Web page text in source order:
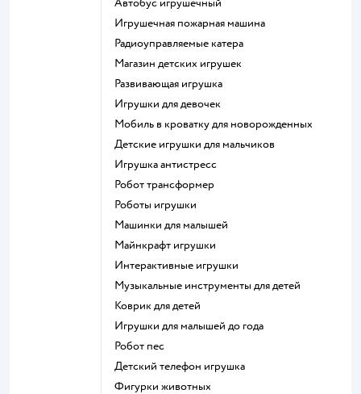
Игрушечная пожарная машина
Радиоуправляемые катера
Магазин детских игрушек
Развивающая игрушка
Игрушки для девочек
Мобиль в кроватку для новорожденных
Детские игрушки для мальчиков
Игрушка антистресс
Робот трансформер
Роботы игрушки
Машинки для малышей
Майнкрафт игрушки
Интерактивные игрушки
Музыкальные инструменты для детей
Коврик для детей
Игрушки для малышей до года
Робот пес
Детский телефон игрушка
Фигурки животных